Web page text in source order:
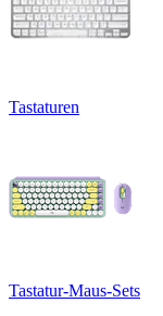
Tastaturen
Tastatur-Maus-Sets